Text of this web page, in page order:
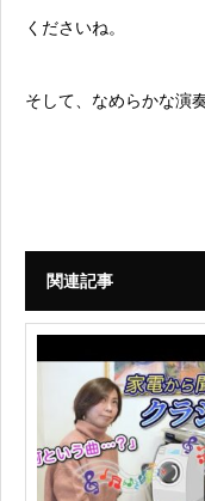
くださいね。
そして、なめらかな演
関連記事